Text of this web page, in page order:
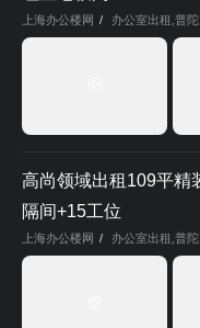
上海办公楼网 / 办公室出租 普
高尚领域出租109平精
隔间+15工位
上海办公楼网 / 办公室出租 普